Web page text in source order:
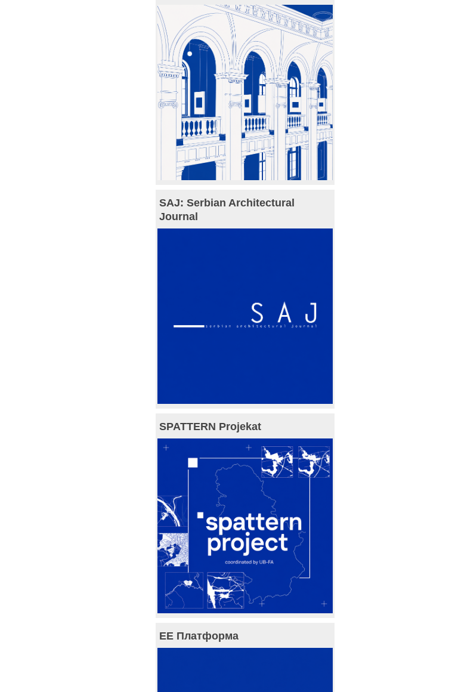
SAJ: Serbian Architectural
Journal
SPATTERN Projekat
ЕЕ Платформа